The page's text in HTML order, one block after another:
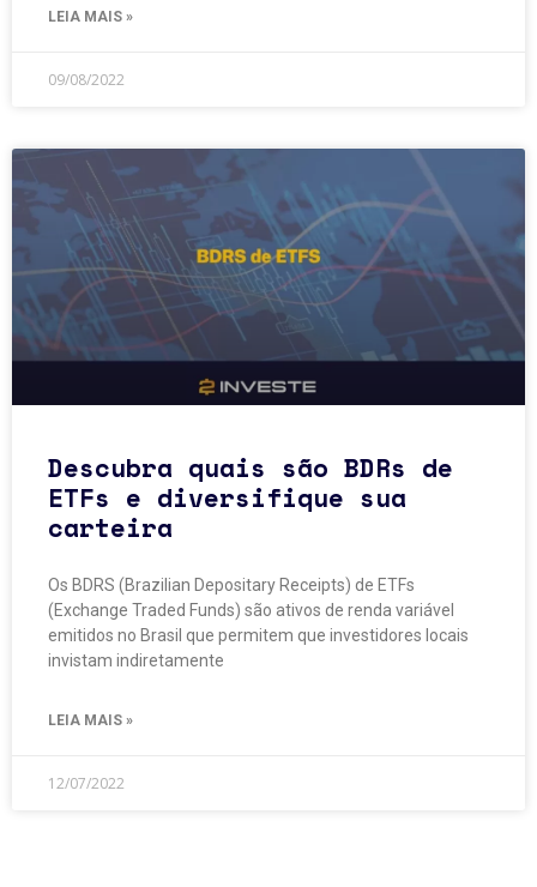
LEIA MAIS »
09/08/2022
Descubra quais são BDRs de
ETFs e diversifique sua
carteira
Os BDRS (Brazilian Depositary Receipts) de ETFs
(Exchange Traded Funds) são ativos de renda variável
emitidos no Brasil que permitem que investidores locais
invistam indiretamente
LEIA MAIS »
12/07/2022